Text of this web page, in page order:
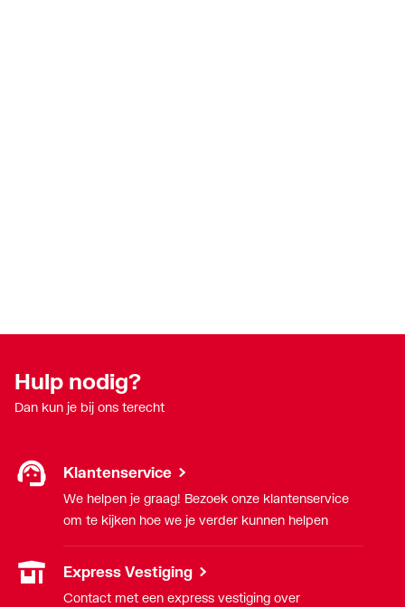
Hulp nodig?
Dan kun je bij ons terecht
Klantenservice
We helpen je graag! Bezoek onze klantenservice
om te kijken hoe we je verder kunnen helpen
Express Vestiging
Contact met een express vestiging over